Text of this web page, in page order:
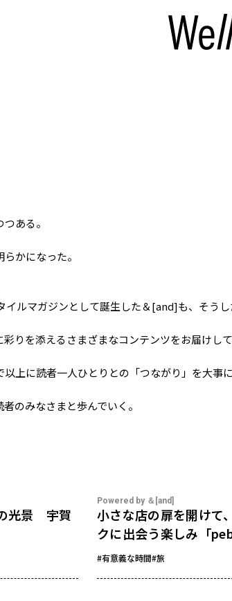
ある。
かになった。
ルマガジンとして誕生した＆[and]も、そう
りを添えるさまざまなコンテンツをお届けし
上に読者一人ひとりとの「つながり」を大事
のみなさまと歩んでいく。
光景 宇賀
Powered by ＆[and]
小さな店の扉を開けて
クに出会う楽しみ「
#有意義な時間#旅